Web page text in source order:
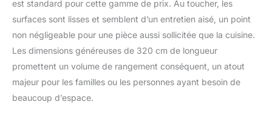
rapide et facile à monter
grâce aux instructions
détaillées et convient
donc aux débutants.
inclus. Dimensions : 320
est standard pour cette gamme de prix. Au toucher, les
surfaces sont lisses et semblent d’un entretien aisé, un point
non négligeable pour une pièce aussi sollicitée que la cuisine.
Les dimensions généreuses de 320 cm de longueur
promettent un volume de rangement conséquent, un atout
majeur pour les familles ou les personnes ayant besoin de
beaucoup d’espace.